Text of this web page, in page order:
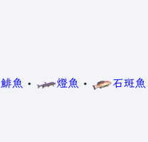
魚 • 燈魚 • 石斑魚